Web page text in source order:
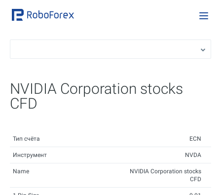
NVIDIA Corporation stocks
CFD
Тип счёта ECN
Инструмент NVDA
Name
NVIDIA Corporation stocks
CFD